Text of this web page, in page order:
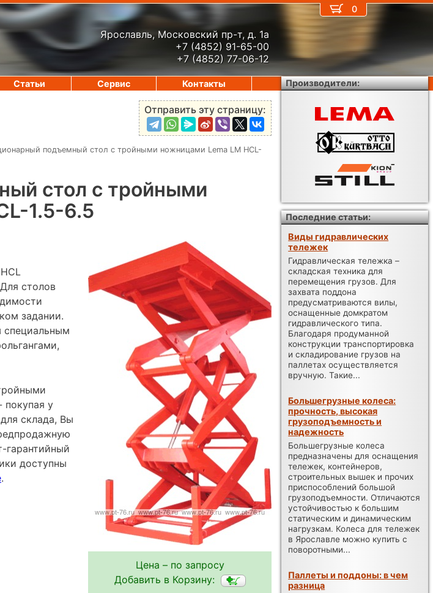
Ярославль, Московский пр-т, д. 1а
+7 (4852) 91-65-00
+7 (4852) 77-06-12
Отправить эту страницу:
подъемный стол с тройными ножницами Lema LM HCL-
стол с тройными
1.5-6.5
Цена – по запросу
Добавить в Корзину:
столов
задании.
покупая у
склада, Вы
гарантийный
доступны
.
0
Статьи Сервис Контакты Производители:
Последние статьи:
Виды гидравлических
тележек
Гидравлическая тележка –
складская техника для
перемещения грузов. Для
захвата поддона
предусматриваются вилы,
оснащенные домкратом
гидравлического типа.
Благодаря продуманной
конструкции транспортировка
и складирование грузов на
паллетах осуществляется
вручную. Такие...
Большегрузные колеса:
прочность, высокая
грузоподъемность и
надежность
Большегрузные колеса
предназначены для оснащения
тележек, контейнеров,
строительных вышек и прочих
приспособлений большой
грузоподъемности. Отличаются
устойчивостью к большим
статическим и динамическим
нагрузкам. Колеса для тележек
в Ярославле можно купить с
поворотными...
Паллеты и поддоны: в чем
разница